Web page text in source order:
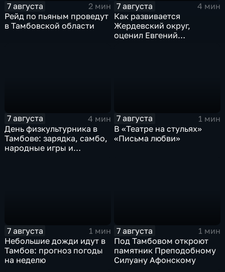
7 августа
2 мин
Рейд по пьяным проведут
в Тамбовской области
7 августа
4 мин
Как развивается
Жердевский округ,
оценил Евгений
7 августа
4 мин
День физкультурника в
Тамбове: зарядка, самбо,
народные игры и
7 августа
1 мин
В «Театре на стульях»
«Письма любви»
7 августа
1 мин
Небольшие дожди идут в
Тамбов: прогноз погоды
на неделю
7 августа
1 мин
Под Тамбовом откроют
памятник Преподобному
Силуану Афонскому